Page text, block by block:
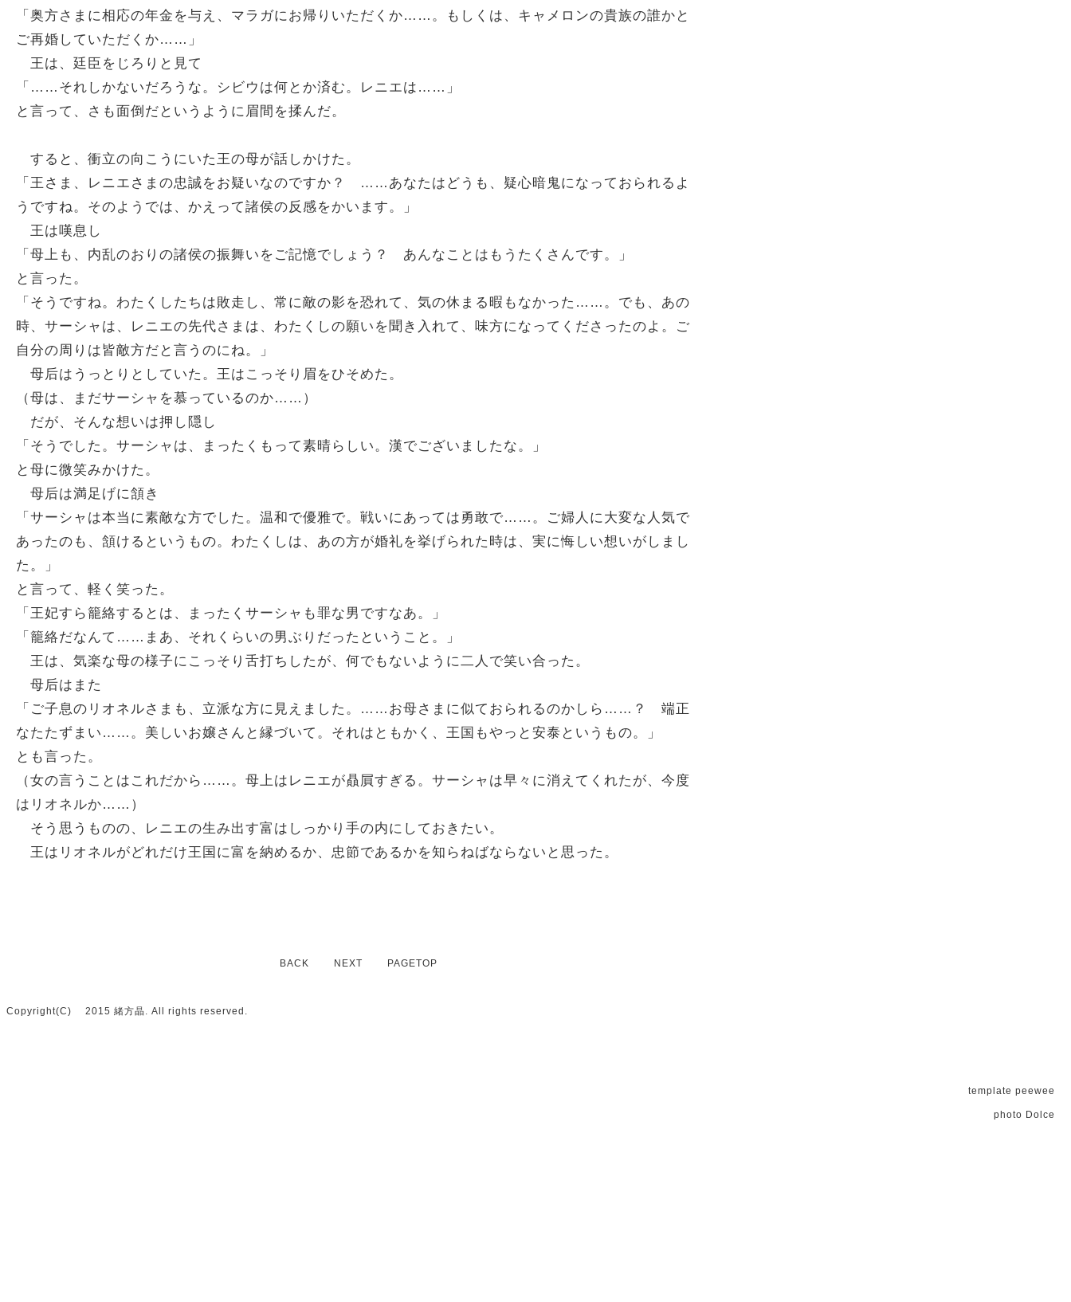
「奥方さまに相応の年金を与え、マラガにお帰りいただくか……。もしくは、キャメロンの貴族の誰かと
ご再婚していただくか……」
王は、廷臣をじろりと見て
「……それしかないだろうな。シビウは何とか済む。レニエは……」
と言って、さも面倒だというように眉間を揉んだ。
すると、衝立の向こうにいた王の母が話しかけた。
「王さま、レニエさまの忠誠をお疑いなのですか？ ……あなたはどうも、疑心暗鬼になっておられるよ
うですね。そのようでは、かえって諸侯の反感をかいます。」
王は嘆息し
「母上も、内乱のおりの諸侯の振舞いをご記憶でしょう？ あんなことはもうたくさんです。」
と言った。
「そうですね。わたくしたちは敗走し、常に敵の影を恐れて、気の休まる暇もなかった……。でも、あの
時、サーシャは、レニエの先代さまは、わたくしの願いを聞き入れて、味方になってくださったのよ。ご
自分の周りは皆敵方だと言うのにね。」
母后はうっとりとしていた。王はこっそり眉をひそめた。
（母は、まだサーシャを慕っているのか……）
だが、そんな想いは押し隠し
「そうでした。サーシャは、まったくもって素晴らしい。漢でございましたな。」
と母に微笑みかけた。
母后は満足げに頷き
「サーシャは本当に素敵な方でした。温和で優雅で。戦いにあっては勇敢で……。ご婦人に大変な人気で
あったのも、頷けるというもの。わたくしは、あの方が婚礼を挙げられた時は、実に悔しい想いがしまし
た。」
と言って、軽く笑った。
「王妃すら籠絡するとは、まったくサーシャも罪な男ですなあ。」
「籠絡だなんて……まあ、それくらいの男ぶりだったということ。」
王は、気楽な母の様子にこっそり舌打ちしたが、何でもないように二人で笑い合った。
母后はまた
「ご子息のリオネルさまも、立派な方に見えました。……お母さまに似ておられるのかしら……？ 端正
なたたずまい……。美しいお嬢さんと縁づいて。それはともかく、王国もやっと安泰というもの。」
とも言った。
（女の言うことはこれだから……。母上はレニエが贔屓すぎる。サーシャは早々に消えてくれたが、今度
はリオネルか……）
そう思うものの、レニエの生み出す富はしっかり手の内にしておきたい。
王はリオネルがどれだけ王国に富を納めるか、忠節であるかを知らねばならないと思った。
BACK NEXT PAGETOP
Copyright(C) 2015 緒方晶. All rights reserved.
template peewee
photo Dolce